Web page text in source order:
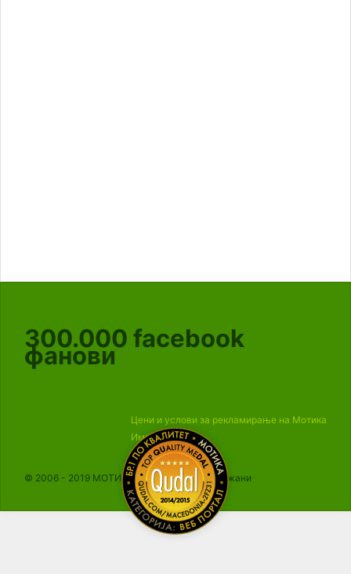
300.000 facebook
фанови
Цени и услови за рекламирање на Мотика
Импресум
© 2006 - 2019 МОТИКА, Сите права се задржани